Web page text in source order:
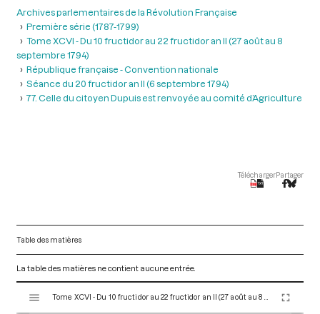
Archives parlementaires de la Révolution Française
Première série (1787-1799)
Tome XCVI - Du 10 fructidor au 22 fructidor an II (27 août au 8
septembre 1794)
République française - Convention nationale
Séance du 20 fructidor an II (6 septembre 1794)
77. Celle du citoyen Dupuis est renvoyée au comité d’Agriculture
TéléchargerPartager
Table des matières
La table des matières ne contient aucune entrée.